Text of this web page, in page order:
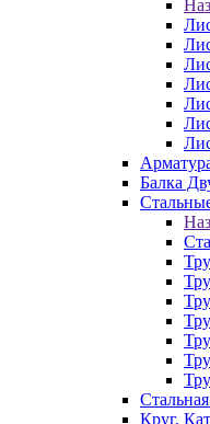
Балка
Круг,